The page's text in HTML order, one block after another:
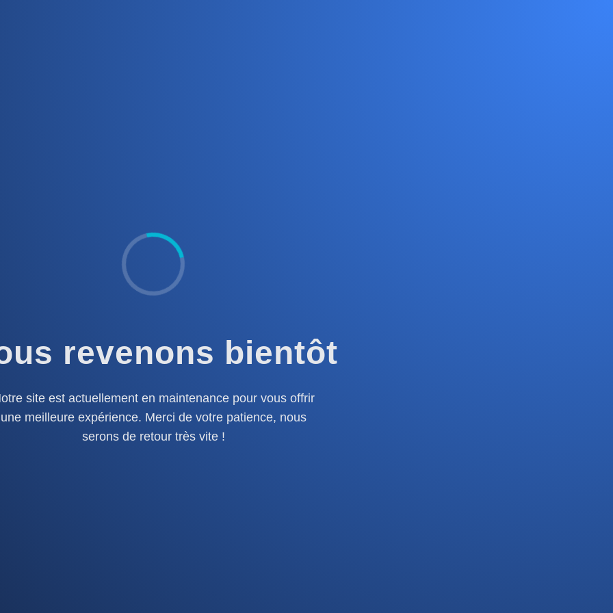
revenons bientôt
site est actuellement en maintenance pour vous offrir
une meilleure expérience. Merci de votre patience, nous
serons de retour très vite !